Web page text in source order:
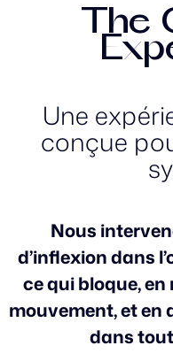
The
Une
conçue
Nous
d’inflexion dans
ce qui bloque,
mouvement, et
dans